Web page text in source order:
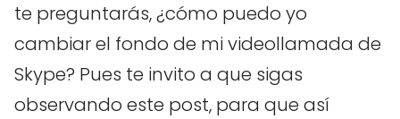
te preguntarás, ¿cómo puedo yo
cambiar el fondo de mi videollamada de
Skype? Pues te invito a que sigas
observando este post, para que así